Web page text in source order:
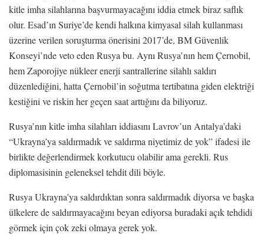
kitle imha silahlarına başvurmayacağını iddia etmek biraz saflık
olur. Esad’ın Suriye’de kendi halkına kimyasal silah kullanması
üzerine verilen soruşturma önerisini 2017’de, BM Güvenlik
Konseyi’nde veto eden Rusya bu. Aynı Rusya’nın hem Çernobil,
hem Zaporojiye nükleer enerji santrallerine silahlı saldırı
düzenlediğini, hatta Çernobil’in soğutma tertibatına giden elektriği
kestiğini ve riskin her geçen saat arttığını da biliyoruz.
Rusya’nın kitle imha silahları iddiasını Lavrov’un Antalya’daki
“Ukrayna’ya saldırmadık ve saldırma niyetimiz de yok” ifadesi ile
birlikte değerlendirmek korkutucu olabilir ama gerekli. Rus
diplomasisinin geleneksel tehdit dili böyle.
Rusya Ukrayna’ya saldırdıktan sonra saldırmadık diyorsa ve başka
ülkelere de saldırmayacağını beyan ediyorsa buradaki açık tehdidi
görmek için çok zeki olmaya gerek yok.